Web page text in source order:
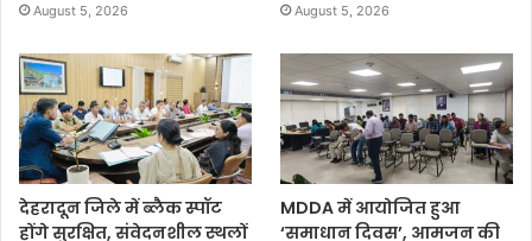
August 5, 2026 August 5, 2026
देहरादून जिले में ब्लैक स्पॉट
होंगे सुरक्षित, संवेदनशील स्थलों
MDDA में आयोजित हुआ
‘समाधान दिवस’, आमजन की